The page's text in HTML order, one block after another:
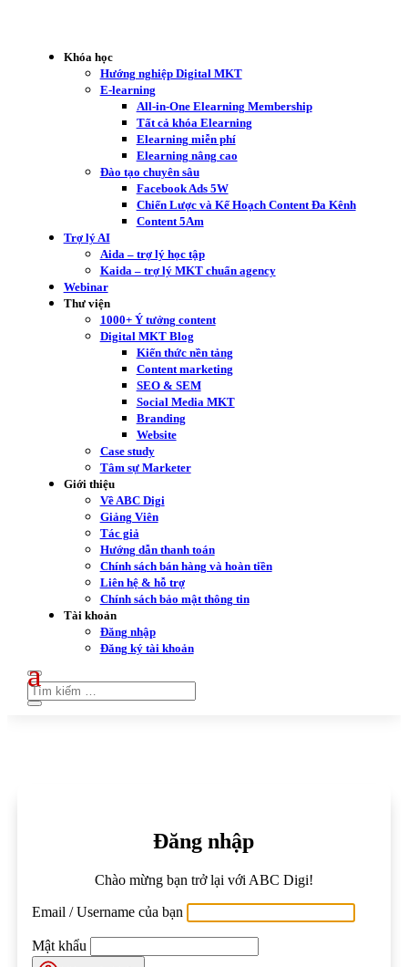
Khóa học
Hướng nghiệp Digital MKT
E-learning
All-in-One Elearning Membership
Tất cả khóa Elearning
Elearning miễn phí
Elearning nâng cao
Đào tạo chuyên sâu
Facebook Ads 5W
Chiến Lược và Kế Hoạch Content Đa Kênh
Content 5Am
Trợ lý AI
Aida – trợ lý học tập
Kaida – trợ lý MKT chuẩn agency
Webinar
Thư viện
1000+ Ý tưởng content
Digital MKT Blog
Kiến thức nền tảng
Content marketing
SEO & SEM
Social Media MKT
Branding
Website
Case study
Tâm sự Marketer
Giới thiệu
Về ABC Digi
Giảng Viên
Tác giả
Hướng dẫn thanh toán
Chính sách bán hàng và hoàn tiền
Liên hệ & hỗ trợ
Chính sách bảo mật thông tin
Tài khoản
Đăng nhập
Đăng ký tài khoản
Đăng nhập
Chào mừng bạn trở lại với ABC Digi!
Email / Username của bạn
Mật khẩu